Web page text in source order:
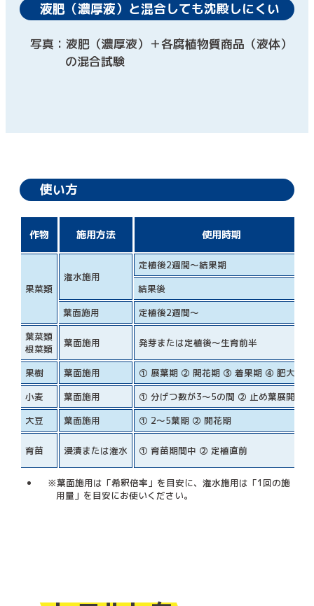
液肥（濃厚液）と混合しても沈殿しにくい
写真：液肥（濃厚液）＋各腐植物質商品（液体）
の混合試験
使い方
作物 施用方法 使用時期
果菜類
潅水施用
定植後2週間～結果期
結果後
葉面施用
定植後2週間～
葉菜類
根菜類
葉面施用 発芽または定植後～生育前半
果樹 葉面施用
① 展葉期 ② 開花期 ③ 着果期 ④ 肥大期
小麦
葉面施用
① 分げつ数が3～5の間 ② 止め葉展開期
大豆
葉面施用 ① 2～5葉期 ② 開花期
育苗 浸漬または潅水 ① 育苗期間中 ② 定植直前
※葉面施用は「希釈倍率」を目安に、潅水施用は「1回の施
用量」を目安にお使いください。